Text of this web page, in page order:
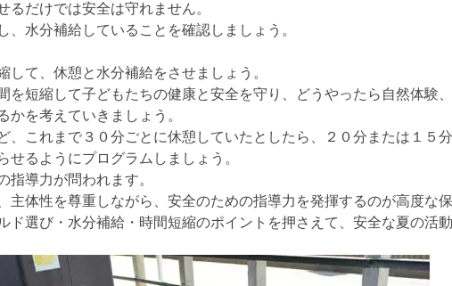
るだけでは安全は守れません。
、水分補給していることを確認しましょう。
して、休憩と水分補給をさせましょう。
を短縮して子どもたちの健康と安全を守り、どうやったら自然体験
かを考えていきましょう。
、これまで３０分ごとに休憩していたとしたら、２０分または１５
せるようにプログラムしましょう。
指導力が問われます。
主体性を尊重しながら、安全のための指導力を発揮するのが高度な保
ド選び・水分補給・時間短縮のポイントを押さえて、安全な夏の活